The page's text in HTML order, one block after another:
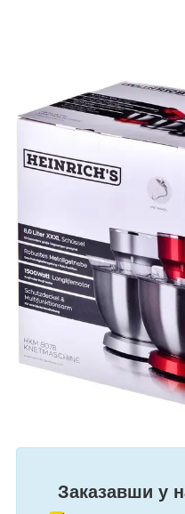
Заказавши у